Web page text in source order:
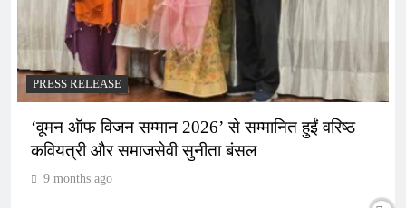
PRESS RELEASE
‘वूमन ऑफ विजन सम्मान 2026’ से सम्मानित हुईं वरिष्ठ
कवियत्री और समाजसेवी सुनीता बंसल
9 months ago